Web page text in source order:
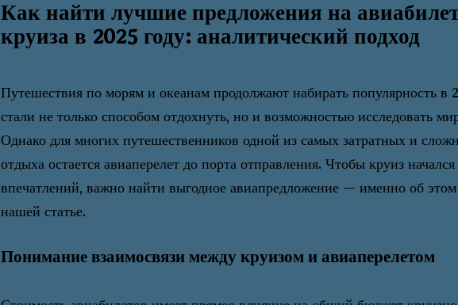
Как найти лучшие предложения на
круиза в 2025 году: аналитический подход
Путешествия по морям и океанам продолжают набирать популярность в
стали не только способом отдохнуть, но и возможностью исследовать
Однако для многих путешественников одной из самых затратных и
отдыха остается авиаперелет до порта отправления. Чтобы круиз
впечатлений, важно найти выгодное авиапредложение — именно об
нашей статье.
Понимание взаимосвязи между круизом и авиаперелетом